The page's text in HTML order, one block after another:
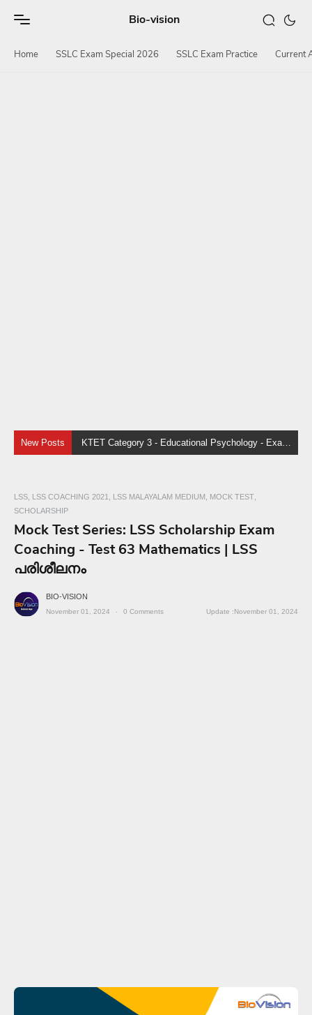
Bio-vision
Home SSLC Exam Special 2026 SSLC Exam Practice Current
New Posts KTET Category 3 - Educational Psychology - Exam Coaching - Part 5
LSS LSS COACHING 2021 LSS MALAYALAM MEDIUM MOCK TEST
SCHOLARSHIP
Mock Test Series: LSS Scholarship Exam
Coaching - Test 63 Mathematics | LSS
പരിശീലനം
BIO-VISION
November 01, 2024 0 Comments November 01, 2024